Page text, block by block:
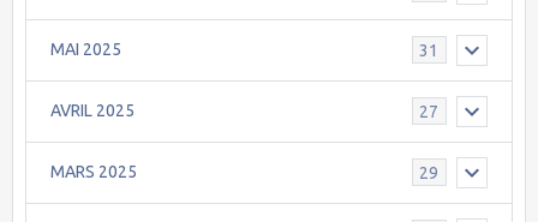
MAI 2025 31
AVRIL 2025 27
MARS 2025 29